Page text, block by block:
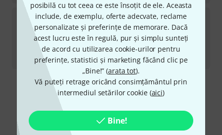
posibilă cu tot ceea ce este însoțit de ele. Aceasta
include, de exemplu, oferte adecvate, reclame
personalizate și preferințe de memorare. Dacă
acest lucru este în regulă, pur și simplu sunteți
de acord cu utilizarea cookie-urilor pentru
preferințe, statistici și marketing făcând clic pe
„Bine!” (arata tot).
Vă puteți retrage oricând consimțământul prin
intermediul setărilor cookie (aici)
Bine!
Audio-TechnicaATM75cw B-Stock
în stoc
469 lei
30-prețul zilei:515 lei
-9%
Transport gratuit de la 1.500 lei